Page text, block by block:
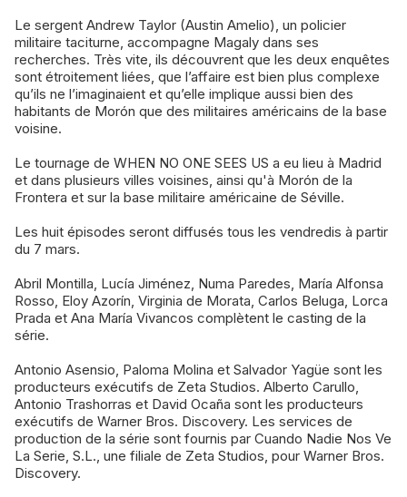
Le sergent Andrew Taylor (Austin Amelio), un policier
militaire taciturne, accompagne Magaly dans ses
recherches. Très vite, ils découvrent que les deux enquêtes
sont étroitement liées, que l’affaire est bien plus complexe
qu’ils ne l’imaginaient et qu’elle implique aussi bien des
habitants de Morón que des militaires américains de la base
voisine.
Le tournage de WHEN NO ONE SEES US a eu lieu à Madrid
et dans plusieurs villes voisines, ainsi qu'à Morón de la
Frontera et sur la base militaire américaine de Séville.
Les huit épisodes seront diffusés tous les vendredis à partir
du 7 mars.
Abril Montilla, Lucía Jiménez, Numa Paredes, María Alfonsa
Rosso, Eloy Azorín, Virginia de Morata, Carlos Beluga, Lorca
Prada et Ana María Vivancos complètent le casting de la
série.
Antonio Asensio, Paloma Molina et Salvador Yagüe sont les
producteurs exécutifs de Zeta Studios. Alberto Carullo,
Antonio Trashorras et David Ocaña sont les producteurs
exécutifs de Warner Bros. Discovery. Les services de
production de la série sont fournis par Cuando Nadie Nos Ve
La Serie, S.L., une filiale de Zeta Studios, pour Warner Bros.
Discovery.